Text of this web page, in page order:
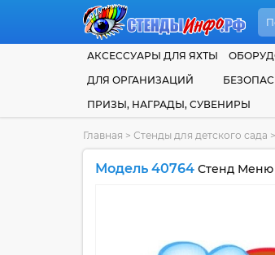
АКСЕССУАРЫ ДЛЯ ЯХТЫ
ДЛЯ ОРГАНИЗАЦИЙ
ПРИЗЫ, НАГРАДЫ, СУВЕНИРЫ
Главная > Стенды для детского сада >
Модель 40764 Стенд Меню